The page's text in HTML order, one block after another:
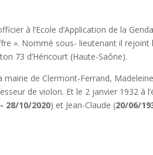
à l’Ecole d’Application de la
». Nommé sous- lieutenant il rejoint
73 d’Héricourt (Haute-Saône).
de Clermont-Ferrand,
de violon. Et le 2 janvier 1932 à
28/10/2020) et Jean-Claude (20/06/